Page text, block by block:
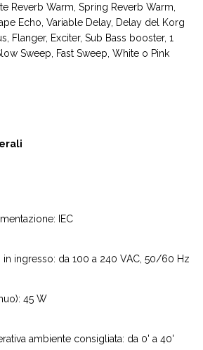
Reverb Warm, Spring Reverb Warm,
Echo, Variable Delay, Delay del Korg
Flanger, Exciter, Sub Bass booster, 1
Sweep, Fast Sweep, White o Pink
IEC
in ingresso: da 100 a 240 VAC, 50/60 Hz
45 W
ambiente consigliata: da 0' a 40'